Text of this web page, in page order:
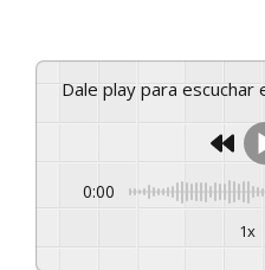
Dale play para
0:00
1x